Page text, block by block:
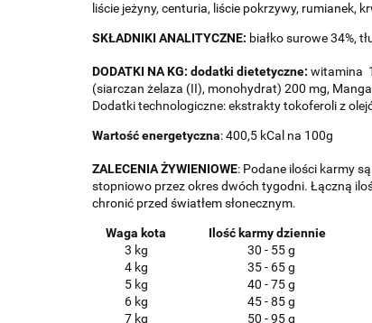
liście jeżyny, centuria, liście pokrzywy, rumianek,
SKŁADNIKI ANALITYCZNE: białko surowe 34%,
DODATKI NA KG: dodatki dietetyczne: witamina
(siarczan żelaza (II), monohydrat) 200 mg,
Dodatki technologiczne: ekstrakty tokoferoli z
Wartość energetyczna: 400,5 kCal na 100g
ZALECENIA ŻYWIENIOWE: Podane ilości karmy
stopniowo przez okres dwóch tygodni. Łączną
chronić przed światłem słonecznym.
Waga kota
Ilość karmy dziennie
3 kg
30 - 55 g
4 kg
35 - 65 g
5 kg
40 - 75 g
6 kg
45 - 85 g
7 kg 50 - 95 g